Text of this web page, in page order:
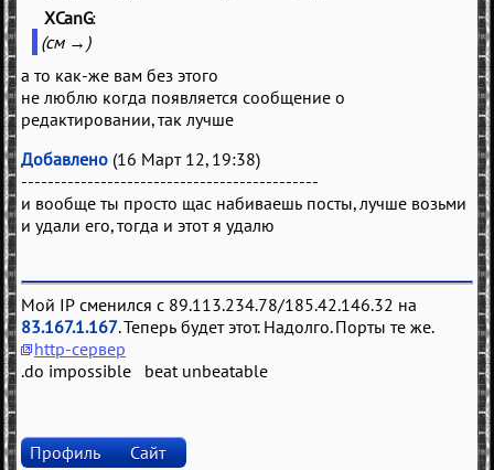
XCanG
(см →)
а то как-же вам без этого
не люблю когда появляется сообщение о
редактировании, так лучше
Добавлено (16 Март 12, 19:38)
---------------------------------------------
и вообще ты просто щас набиваешь посты, лучше возьми
и удали его, тогда и этот я удалю
Мой IP сменился с 89.113.234.78/185.42.146.32 на
83.167.1.167. Теперь будет этот. Надолго. Порты те же.
http-сервер
.do impossible beat unbeatable
Профиль Сайт